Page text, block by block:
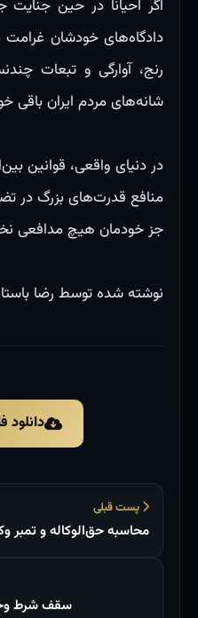
اگر احیاناً در حین
دادگاه‌های خودشان غرامت
رنج، آوارگی و تبعات
شانه‌های مردم ایران باقی
در دنیای واقعی، قوانین
منافع قدرت‌های بزرگ در
جز خودمان هیچ مدافعی
نوشته شده توسط رضا
پست قبلی
محاسبه حق‌الوکاله و تمبر
سقف شرط